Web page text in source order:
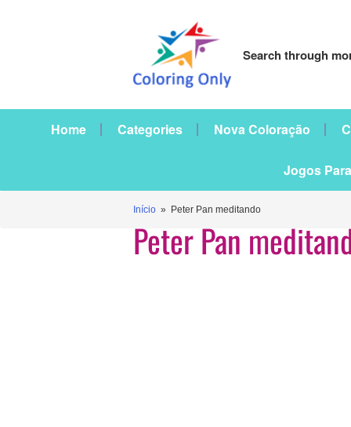
Search through
Home Categories Nova Coloração
Jogos
Início » Peter Pan meditando
Peter Pan